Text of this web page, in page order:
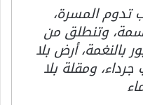
تدوم المسرة،
وتنطلق من
بالنغمة، أرض بلا
ومقلة بلا